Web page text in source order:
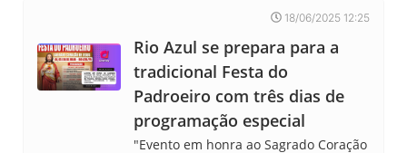
18/06/2025 12:25
Rio Azul se prepara para a
tradicional Festa do
Padroeiro com três dias de
programação especial
"Evento em honra ao Sagrado Coração